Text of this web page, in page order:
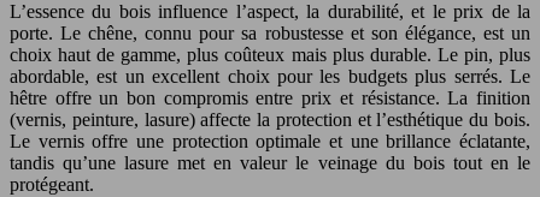
L’essence du bois influence l’aspect, la durabilité, et le prix de la
porte. Le chêne, connu pour sa robustesse et son élégance, est un
choix haut de gamme, plus coûteux mais plus durable. Le pin, plus
abordable, est un excellent choix pour les budgets plus serrés. Le
hêtre offre un bon compromis entre prix et résistance. La finition
(vernis, peinture, lasure) affecte la protection et l’esthétique du bois.
Le vernis offre une protection optimale et une brillance éclatante,
tandis qu’une lasure met en valeur le veinage du bois tout en le
protégeant.